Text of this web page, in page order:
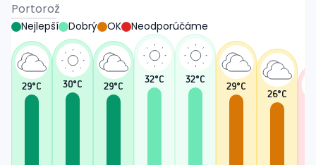
Portorož
Nejlepší Dobrý OK Neodporúčáme
29°C 30°C 29°C
32°C 32°C
29°C
26°C